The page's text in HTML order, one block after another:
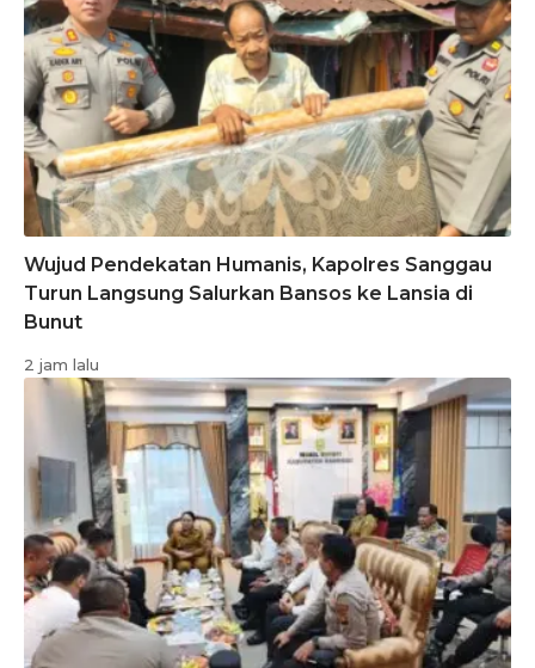
Wujud Pendekatan Humanis, Kapolres Sanggau
Turun Langsung Salurkan Bansos ke Lansia di
Bunut
2 jam lalu